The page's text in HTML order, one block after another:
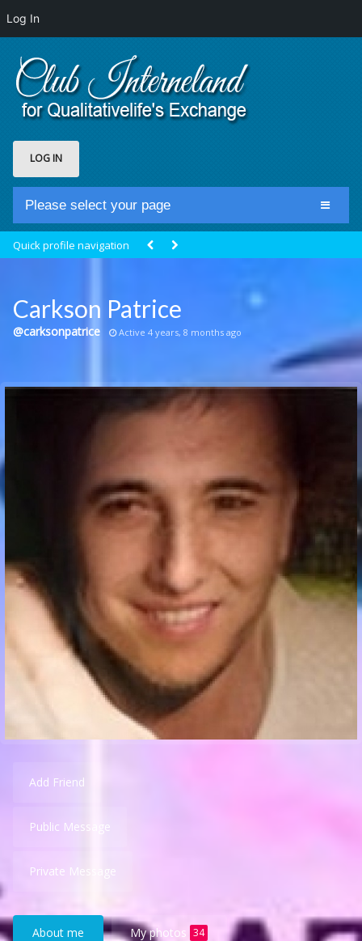
Log In
LOG IN
Please select your page
Groups
Communication Point
Quick profile navigation
Carkson Patrice
@carksonpatrice Active 4 years, 8 months ago
Add Friend
Public Message
Private Message
About me My photos 34